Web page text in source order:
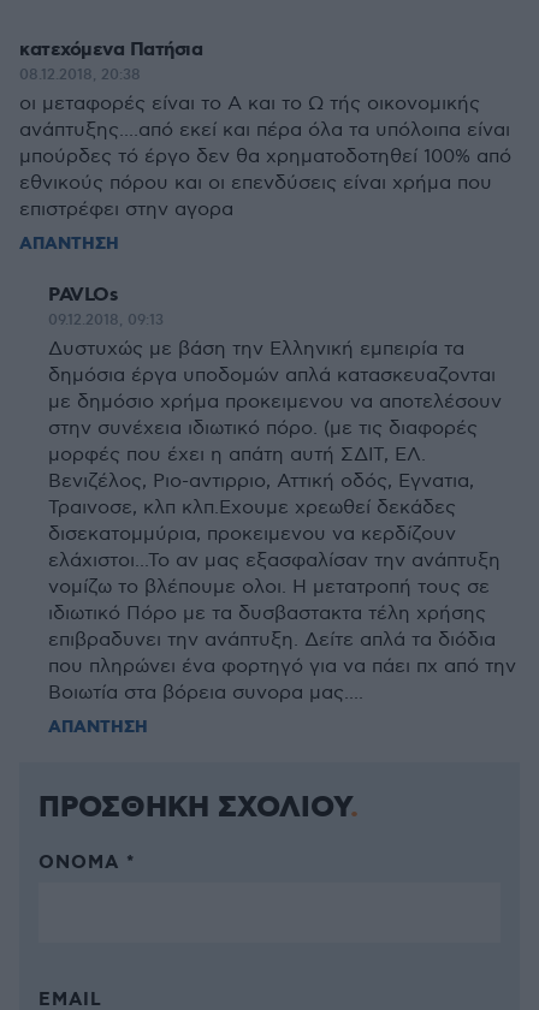
κατεχόμενα Πατήσια
08.12.2018, 20:38
οι μεταφορές είναι το Α και το Ω τής οικονομικής
ανάπτυξης....από εκεί και πέρα όλα τα υπόλοιπα είναι
μπούρδες τό έργο δεν θα χρηματοδοτηθεί 100% από
εθνικούς πόρου και οι επενδύσεις είναι χρήμα που
επιστρέφει στην αγορα
ΑΠΑΝΤΗΣΗ
PAVLOs
09.12.2018, 09:13
Δυστυχώς με βάση την Ελληνική εμπειρία τα
δημόσια έργα υποδομών απλά κατασκευαζονται
με δημόσιο χρήμα προκειμενου να αποτελέσουν
στην συνέχεια ιδιωτικό πόρο. (με τις διαφορές
μορφές που έχει η απάτη αυτή ΣΔΙΤ, ΕΛ.
Βενιζέλος, Ριο-αντιρριο, Αττική οδός, Εγνατια,
Τραινοσε, κλπ κλπ.Εχουμε χρεωθεί δεκάδες
δισεκατομμύρια, προκειμενου να κερδίζουν
ελάχιστοι...Το αν μας εξασφαλίσαν την ανάπτυξη
νομίζω το βλέπουμε ολοι. Η μετατροπή τους σε
ιδιωτικό Πόρο με τα δυσβαστακτα τέλη χρήσης
επιβραδυνει την ανάπτυξη. Δείτε απλά τα διόδια
που πληρώνει ένα φορτηγό για να πάει πχ από την
Βοιωτία στα βόρεια συνορα μας....
ΑΠΑΝΤΗΣΗ
ΠΡΟΣΘΗΚΗ ΣΧΟΛΙΟΥ
ΌΝΟΜΑ *
EMAIL